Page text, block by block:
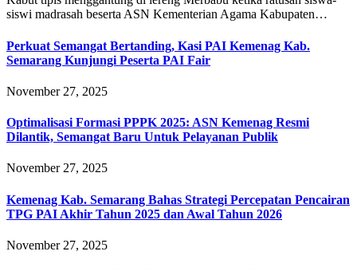
siswi madrasah beserta ASN Kementerian Agama Kabupaten…
Perkuat Semangat Bertanding, Kasi PAI Kemenag Kab.
Semarang Kunjungi Peserta PAI Fair
November 27, 2025
Optimalisasi Formasi PPPK 2025: ASN Kemenag Resmi
Dilantik, Semangat Baru Untuk Pelayanan Publik
November 27, 2025
Kemenag Kab. Semarang Bahas Strategi Percepatan Pencairan
TPG PAI Akhir Tahun 2025 dan Awal Tahun 2026
November 27, 2025